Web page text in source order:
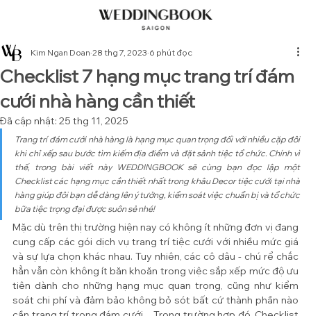
Checklist 7 hạng mục trang trí đám
cưới nhà hàng cần thiết
Kim Ngan Doan 28 thg 7, 2023 6 phút đọc
Đã cập nhật: 25 thg 11, 2025
Trang trí đám cưới nhà hàng là hạng mục quan trọng đối với nhiều cặp đôi
khi chỉ xếp sau bước tìm kiếm địa điểm và đặt sảnh tiệc tổ chức. Chính vì
thế, trong bài viết này WEDDINGBOOK sẽ cùng bạn đọc lập một
Checklist các hạng mục cần thiết nhất trong khâu Decor tiệc cưới tại nhà
hàng giúp đôi bạn dễ dàng lên ý tưởng, kiểm soát việc chuẩn bị và tổ chức
bữa tiệc trọng đại được suôn sẻ nhé!
Mặc dù trên thị trường hiện nay có không ít những đơn vị đang
cung cấp các gói dịch vụ trang trí tiệc cưới với nhiều mức giá
và sự lựa chọn khác nhau. Tuy nhiên, các cô dâu - chú rể chắc
hẳn vẫn còn không ít băn khoăn trong việc sắp xếp mức độ ưu
tiên dành cho những hạng mục quan trọng, cũng như kiểm
soát chi phí và đảm bảo không bỏ sót bất cứ thành phần nào